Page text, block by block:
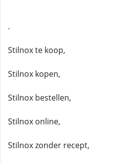
.
Stilnox te koop,
Stilnox kopen,
Stilnox bestellen,
Stilnox online,
Stilnox zonder recept,